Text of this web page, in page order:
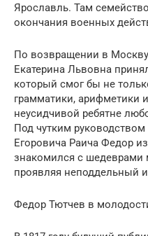
Ярославль. Там
окончания военных
По возвращении в
Екатерина Львовна
который смог бы не
грамматики, арифметики
неусидчивой ребятне
Под чутким
Егоровича Раича Федор
знакомился с шедеврами
проявляя неподдельный
Федор Тютчев в